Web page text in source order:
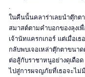
.
ในคืนนั้นคลาร่าเลยนำตุ๊กต
สมาสต์ตามคำบอกของลุงเพื่
เจ้านัทแครกเกอร์ แต่เมื่อเ
กลับพบเจอเหล่าตุ๊กตาขนา
ต่อสู้กับราชาหนูอย่างดุเดือ
ไปสู่การผจญภัยที่เธอจะไม่